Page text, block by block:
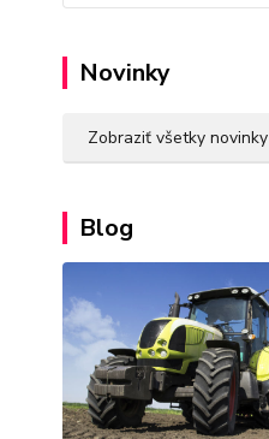
Novinky
Zobraziť všetky novinky
Blog